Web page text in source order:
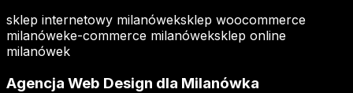
sklep internetowy milanóweksklep woocommerce
milanóweke-commerce milanóweksklep online
milanówek
Agencja Web Design dla Milanówka